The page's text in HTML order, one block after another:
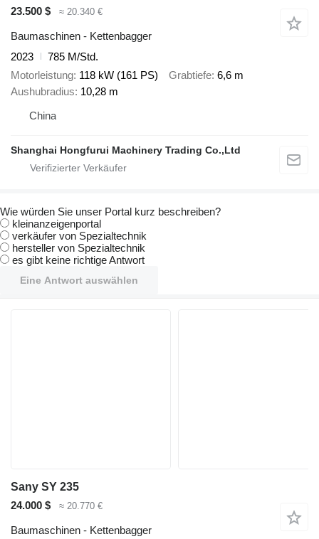
23.500 $
≈ 20.340 €
Baumaschinen - Kettenbagger
2023
785 M/Std.
Motorleistung 118 kW (161 PS) Grabtiefe 6,6 m
Aushubradius 10,28 m
China
Shanghai Hongfurui Machinery Trading Co.,Ltd
Wie würden Sie unser Portal kurz beschreiben?
kleinanzeigenportal
verkäufer von Spezialtechnik
hersteller von Spezialtechnik
es gibt keine richtige Antwort
Eine Antwort auswählen
Sany SY 235
24.000 $
≈ 20.770 €
Baumaschinen - Kettenbagger